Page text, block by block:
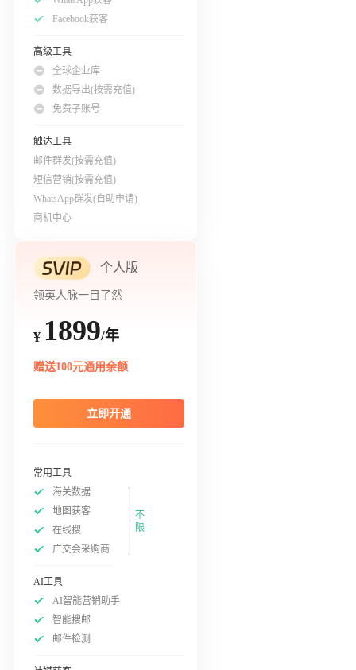
Facebook获客
高级工具
全球企业库
数据导出(按需充值)
免费子账号
触达工具
邮件群发(按需充值)
短信营销(按需充值)
WhatsApp群发(自助申请)
商机中心
个人版
领英人脉一目了然
¥ 1899/年
赠送100元通用余额
立即开通
常用工具
海关数据
地图获客
在线搜
广交会采购商
不
限
AI工具
AI智能营销助手
智能搜邮
邮件检测